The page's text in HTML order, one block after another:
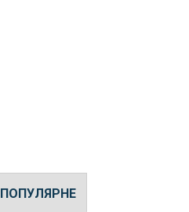
ПОПУЛЯРНЕ